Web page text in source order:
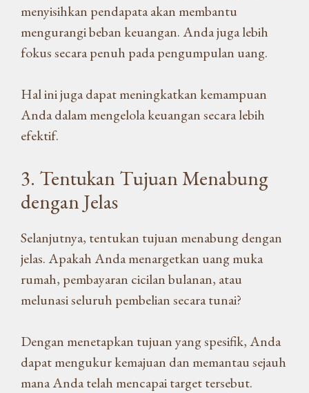
menyisihkan pendapata akan membantu
mengurangi beban keuangan. Anda juga lebih
fokus secara penuh pada pengumpulan uang.
Hal ini juga dapat meningkatkan kemampuan
Anda dalam mengelola keuangan secara lebih
efektif.
3. Tentukan Tujuan Menabung
dengan Jelas
Selanjutnya, tentukan tujuan menabung dengan
jelas. Apakah Anda menargetkan uang muka
rumah, pembayaran cicilan bulanan, atau
melunasi seluruh pembelian secara tunai?
Dengan menetapkan tujuan yang spesifik, Anda
dapat mengukur kemajuan dan memantau sejauh
mana Anda telah mencapai target tersebut.